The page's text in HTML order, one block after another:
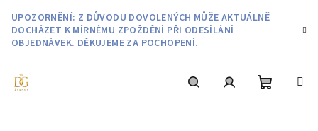
obsah
UPOZORNĚNÍ: Z DŮVODU DOVOLENÝCH MŮŽE AKTUÁLNĚ
DOCHÁZET K MÍRNÉMU ZPOŽDĚNÍ PŘI ODESÍLÁNÍ
OBJEDNÁVEK. DĚKUJEME ZA POCHOPENÍ.